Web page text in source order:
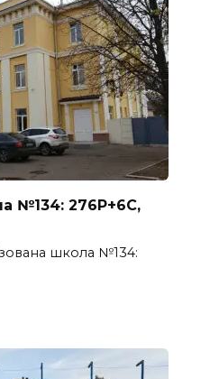
№134: 276P+6C,
школа №134: